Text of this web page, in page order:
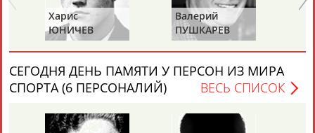
АБДРАХМАНОВАБДРАХМАНОВА АБДУВАЛИЕВ
АБДУЛАЕВ
Рамазан
Тагир
Камиль
АБДУЛАЗИЗОВ
Загалав
АБДУЛБЕКОВ
Харис
ЮНИЧЕВ
Валерий
ПУШКАРЕВ
СЕГОДНЯ ДЕНЬ ПАМЯТИ У ПЕРСОН ИЗ МИРА
СПОРТА (6 ПЕРСОНАЛИЙ)
ВЕСЬ СПИСОК